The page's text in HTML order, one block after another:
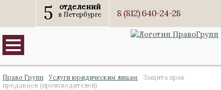
5 отделений
в Петербурге 8 (812) 640-24-28
Право Групп Услуги юридическим лицам
Защита прав
продавцов (производителей)